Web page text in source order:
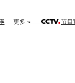
更多 节目